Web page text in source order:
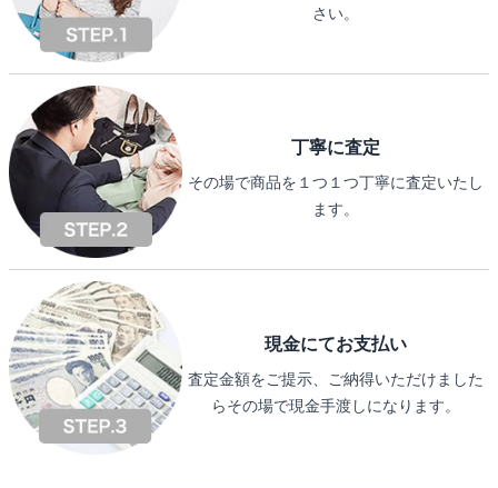
さい。
丁寧に査定
その場で商品を１つ１つ丁寧に査定いたし
ます。
現金にてお支払い
査定金額をご提示、ご納得いただけました
らその場で現金手渡しになります。